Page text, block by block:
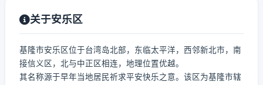
关于安乐区
基隆市安乐区位于台湾岛北部，东临太平洋，西邻新北市，南
接信义区，北与中正区相连，地理位置优越。
其名称源于早年当地居民祈求平安快乐之意。该区为基隆市辖